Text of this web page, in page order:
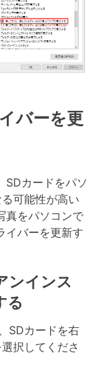
バーを更
SDカードをパソ
可能性が高い
真をパソコンで
イバーを更新す
ンインス
る
SDカードを右
択してくださ